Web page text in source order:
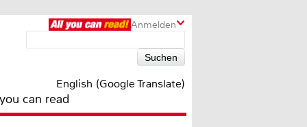
Anmelden
English (Google Translate)
can read